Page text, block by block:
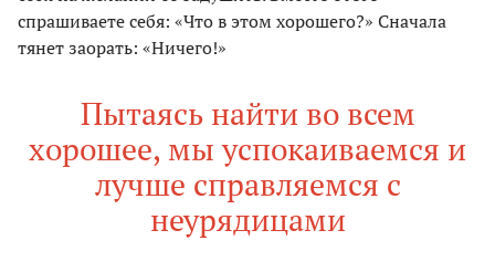
спрашиваете себя: «Что в этом хорошего?» Сначала
тянет заорать: «Ничего!»
Пытаясь найти во всем
хорошее, мы успокаиваемся и
лучше справляемся с
неурядицами